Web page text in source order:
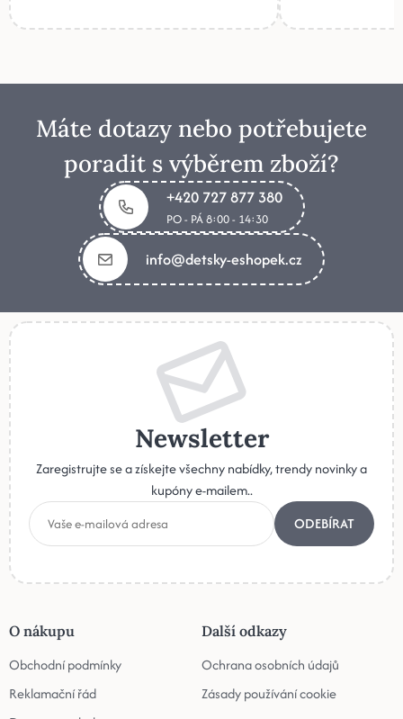
Máte dotazy nebo potřebujete
poradit s výběrem zboží?
+420 727 877 380
PO - PÁ 8:00 - 14:30
info@detsky-eshopek.cz
Newsletter
Zaregistrujte se a získejte všechny nabídky, trendy novinky a
kupóny e-mailem..
ODEBÍRAT
O nákupu
Obchodní podmínky
Reklamační řád
Další odkazy
Ochrana osobních údajů
Zásady používání cookie